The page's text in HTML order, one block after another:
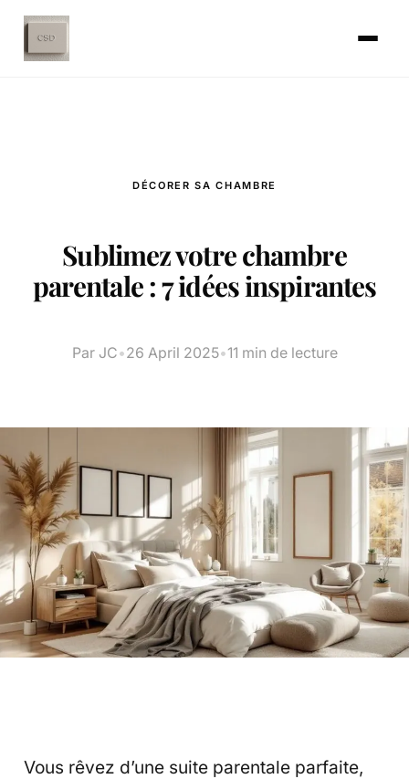
DÉCORER SA CHAMBRE
Sublimez votre chambre
parentale : 7 idées inspirantes
Par JC•26 April 2025•11 min de lecture
Vous rêvez d’une suite parentale parfaite,